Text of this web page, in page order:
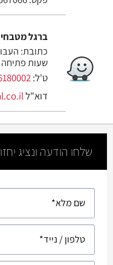
ברגל
כתובת: העבודה 31
שעות פתיחה : א-ה 10:00-19:00
ט'ל:
דוא"ל
שלחו הודעה ונציג